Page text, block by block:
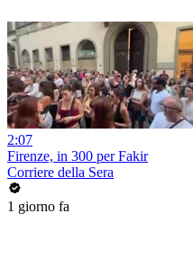
2:07
Firenze, in 300 per Fakir
Corriere della Sera
1 giorno fa